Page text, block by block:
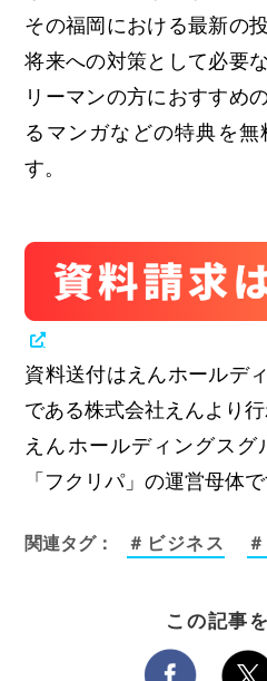
その福岡における最新の
将来への対策として必要
リーマンの方におすすめ
るマンガなどの特典を
す。
資料送付はえんホールデ
である株式会社えんより行
えんホールディングスグ
「フクリパ」の運営母体で
関連タグ： ＃ビジネス
この記事